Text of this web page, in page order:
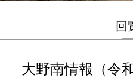
回
大野南情報（令